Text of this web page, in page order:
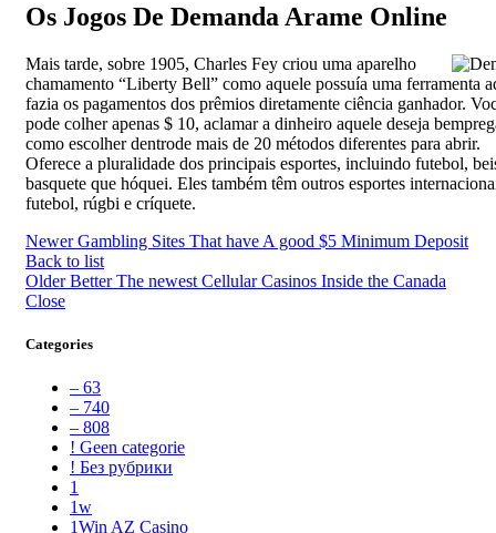
Os Jogos De Demanda Arame Online
Mais tarde, sobre 1905, Charles Fey criou uma aparelho
chamamento “Liberty Bell” como aquele possuía uma ferramenta
fazia os pagamentos dos prêmios diretamente ciência ganhador.
pode colher apenas $ 10, aclamar a dinheiro aquele deseja
como escolher dentrode mais de 20 métodos diferentes para abrir.
Oferece a pluralidade dos principais esportes, incluindo futebol,
basquete que hóquei. Eles também têm outros esportes
futebol, rúgbi e críquete.
Newer Gambling Sites That have A good $5 Minimum Deposit
Back to list
Older Better The newest Cellular Casinos Inside the Canada
Close
Categories
– 63
– 740
– 808
! Geen categorie
! Без рубрики
1
1w
1Win AZ Casino